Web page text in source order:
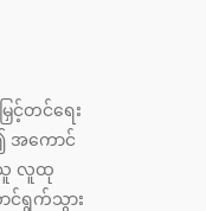
င့်တင်ရေး
၍ အကောင်
သူ လူထု
င်ရွက်သွား